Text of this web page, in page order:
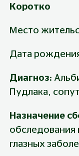
Коротко
Место
Дата
Диагноз:
Пудлака,
Назначение
обследования
глазных